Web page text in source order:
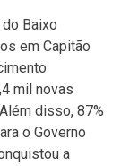
Baixo
em Capitão
mil novas
disso, 87%
o Governo
a